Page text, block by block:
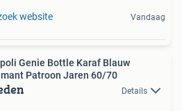
website Vandaag
Genie Bottle Karaf Blauw
Patroon Jaren 60/70
Details